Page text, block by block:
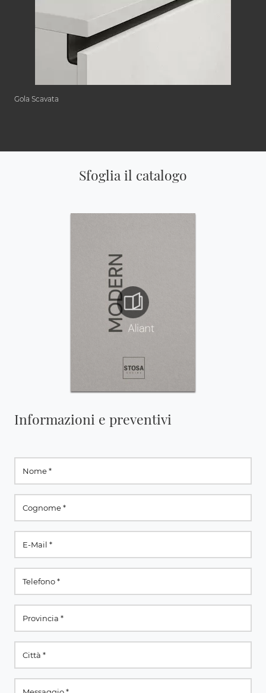
Gola Scavata
Sfoglia il catalogo
Informazioni e preventivi